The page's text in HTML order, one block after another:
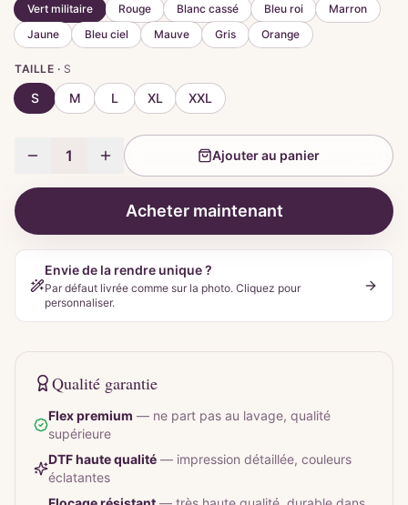
Vert militaire
Rouge Blanc cassé Bleu roi
Marron
Jaune
Bleu ciel Mauve Gris Orange
TAILLE · S
S M L XL XXL
1 Ajouter au panier
Acheter maintenant
Envie de la rendre unique ?
Par défaut livrée comme sur la photo. Cliquez pour
personnaliser.
Qualité garantie
Flex premium — ne part pas au lavage, qualité
supérieure
DTF haute qualité — impression détaillée, couleurs
éclatantes